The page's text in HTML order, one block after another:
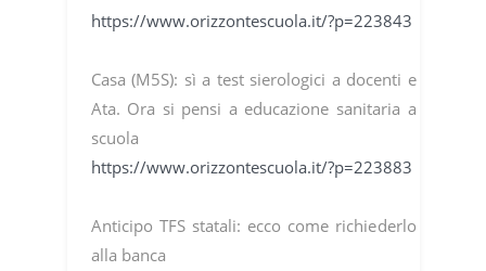
https://www.orizzontescuola.it/?p=223843
Casa (M5S): sì a test sierologici a docenti e
Ata. Ora si pensi a educazione sanitaria a
scuola
https://www.orizzontescuola.it/?p=223883
Anticipo TFS statali: ecco come richiederlo
alla banca